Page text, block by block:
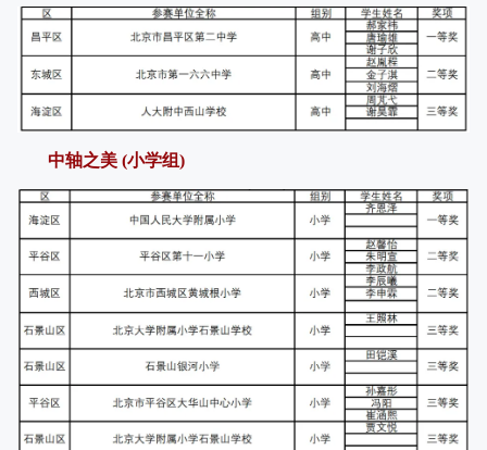
中轴之美 (小学组)